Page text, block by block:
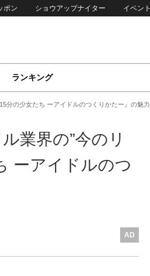
ポン ショウアップナイター イベント
ランキング
分の少女たち ーアイドルのつくりかたー』の魅力
業界の”今のリ
ーアイドルのつ
AD